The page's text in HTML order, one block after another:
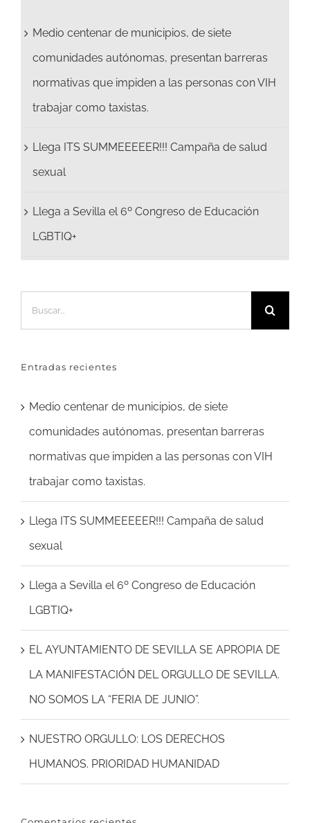
Medio centenar de municipios, de siete
comunidades autónomas, presentan barreras
normativas que impiden a las personas con VIH
trabajar como taxistas.
Llega ITS SUMMEEEEER!!! Campaña de salud
sexual
Llega a Sevilla el 6º Congreso de Educación
LGBTIQ+
Entradas recientes
Medio centenar de municipios, de siete
comunidades autónomas, presentan barreras
normativas que impiden a las personas con VIH
trabajar como taxistas.
Llega ITS SUMMEEEEER!!! Campaña de salud
sexual
Llega a Sevilla el 6º Congreso de Educación
LGBTIQ+
EL AYUNTAMIENTO DE SEVILLA SE APROPIA DE
LA MANIFESTACIÓN DEL ORGULLO DE SEVILLA.
NO SOMOS LA “FERIA DE JUNIO”.
NUESTRO ORGULLO: LOS DERECHOS
HUMANOS. PRIORIDAD HUMANIDAD